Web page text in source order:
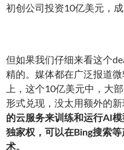
初创公司投资10亿美元，
但如果我们仔细来看这个
精的。媒体都在广泛报道
上，这个10亿美元中，大
形式兑现，没太用额外的
的云服务来训练和运行AI模
独家权，可以在Bing搜索
术。